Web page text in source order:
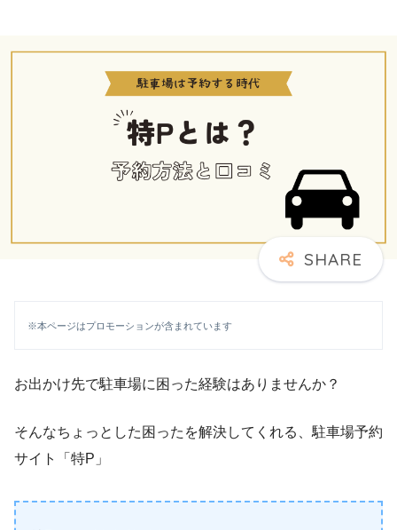
※本ページはプロモーションが含まれています
お出かけ先で駐車場に困った経験はありませんか？
そんなちょっとした困ったを解決してくれる、駐車場予約
サイト「特P」